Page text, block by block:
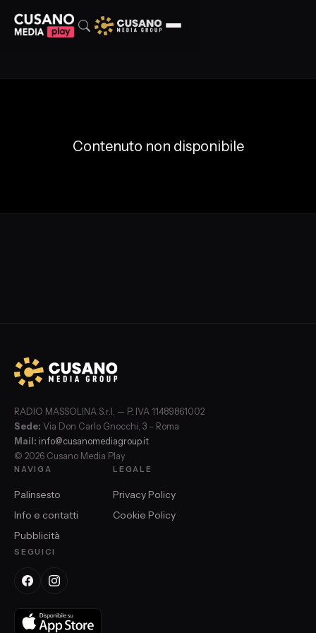
Contenuto non disponibile
RADIO MASSOLINA S.r.l. — P. IVA 11489861002
Sede: Via Don Carlo Gnocchi, 3 – Roma
Mail: info@cusanomediagroup.it
© 2026 Cusano Media Play
NAVIGA
Palinsesto
Info e contatti
Pubblicità
LEGALE
Privacy Policy
Cookie Policy
SEGUICI